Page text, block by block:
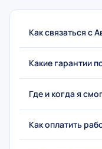
Как связаться с
Какие гарантии
Где и когда я
Как оплатить